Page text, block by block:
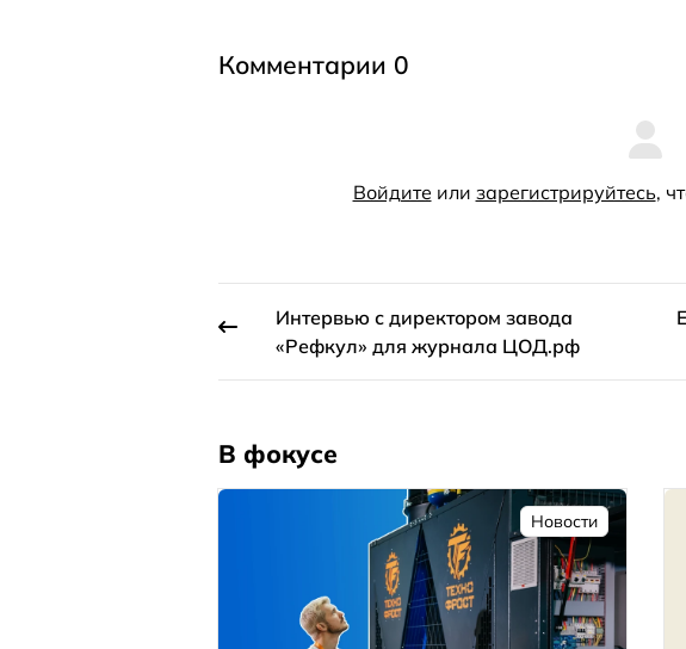
Комментарии 0
Войдите или зарегистрируйтесь,
Интервью с директором завода
«Рефкул» для журнала ЦОД.рф
В фокусе
Новости